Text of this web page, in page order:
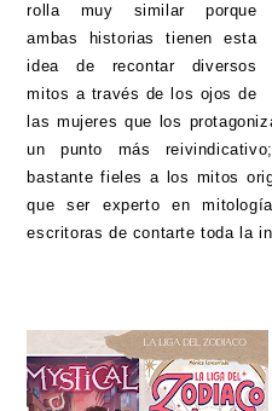
rolla muy similar porque
ambas historias tienen esta
idea de recontar diversos
mitos a través de los ojos de
las mujeres que los
un punto más
bastante fieles a los mitos
que ser experto en
escritoras de contarte toda la